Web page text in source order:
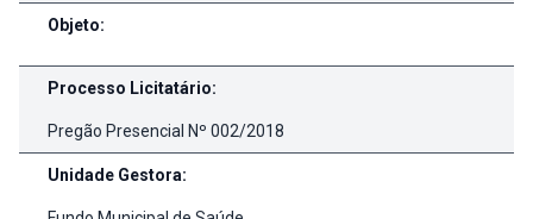
Objeto:
Processo Licitatário:
Pregão Presencial Nº 002/2018
Unidade Gestora: